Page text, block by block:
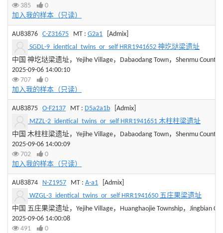
385
0
加入我的样本（只读）
AU83876 C-Z31675 MT : G2a1 [Admix]
SGDL-9_identical_twins_or_self HRR1941652 神圪垯梁遗址
中国 神圪垯梁遗址，Yejihe Village，Dabaodang Town，Shenmu County
2025-09-06 14:00:10
707
0
加入我的样本（只读）
AU83875 O-F2137 MT : D5a2a1b [Admix]
MZZL-2_identical_twins_or_self HRR1941651 木柱柱梁遗址
中国 木柱柱梁遗址，Yejihe Village，Dabaodang Town，Shenmu County
2025-09-06 14:00:09
702
0
加入我的样本（只读）
AU83874 N-Z1957 MT : A-a1 [Admix]
WZGL-3_identical_twins_or_self HRR1941650 五庄果梁遗址
中国 五庄果梁遗址，Yejihe Village，Huanghaojie Township，Jingbian
2025-09-06 14:00:08
491
0